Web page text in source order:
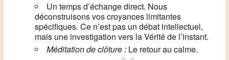
Un temps d’échange direct. Nous
déconstruisons vos croyances limitantes
spécifiques. Ce n’est pas un débat intellectuel,
mais une investigation vers la Vérité de l’instant.
Méditation de clôture :Le retour au calme.